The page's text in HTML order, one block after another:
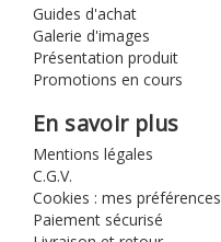
Guides d'achat
Galerie d'images
Présentation produit
Promotions en cours
En savoir plus
Mentions légales
C.G.V.
Cookies : mes préférences
Paiement sécurisé